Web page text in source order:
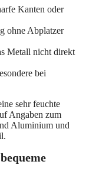
Kanten oder
ohne Abplatzer
Metall nicht direkt
bei
sehr feuchte
Angaben zum
Aluminium und